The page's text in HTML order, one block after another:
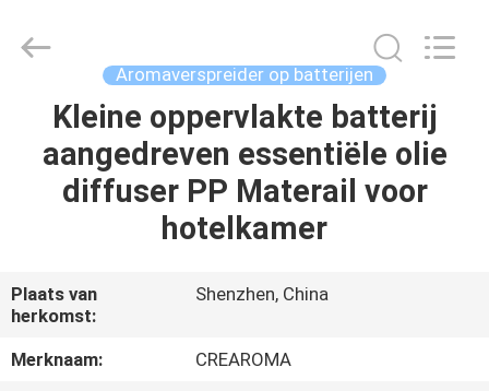
HUIS
PRODUCTEN
VR-
SHOW
Online
Market.
Aromaverspreider op batterijen
Kleine oppervlakte batterij
aangedreven essentiële olie
diffuser PP Materail voor
hotelkamer
Plaats van
herkomst:
Shenzhen, China
Merknaam:
CREAROMA